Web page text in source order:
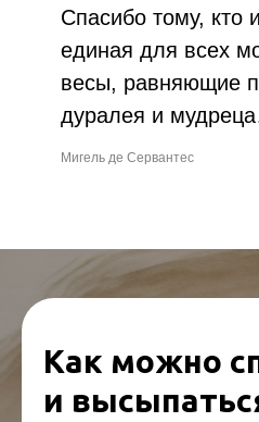
Спасибо тому, кто
единая для всех
весы, равняющие
дуралея и
Мигель де Сервантес
Как можно
и